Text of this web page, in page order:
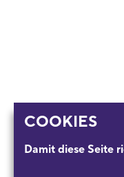
COOKIES
Damit diese Seite